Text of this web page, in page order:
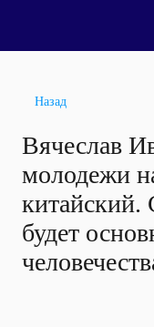
Назад
Вячеслав
молодежи
китайский.
будет